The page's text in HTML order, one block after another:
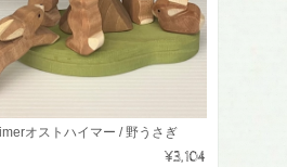
オストハイマー / 野うさぎ
¥3,104